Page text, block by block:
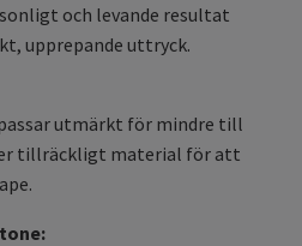
och levande resultat
upprepande uttryck.
utmärkt för mindre till
tillräckligt material för att